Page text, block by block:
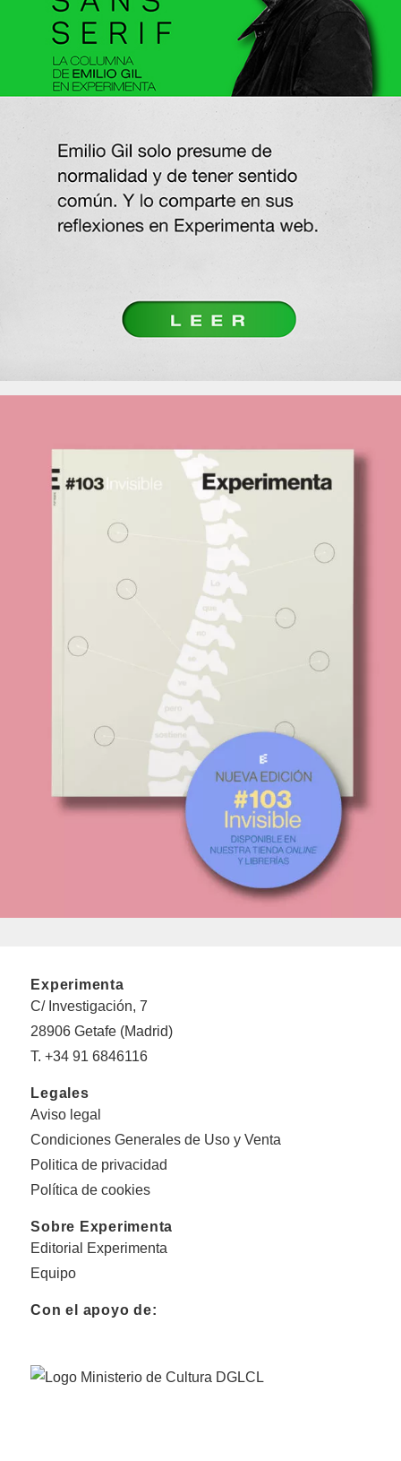
Experimenta
C/ Investigación, 7
28906 Getafe (Madrid)
T. +34 91 6846116
Legales
Aviso legal
Condiciones Generales de Uso y Venta
Politica de privacidad
Política de cookies
Sobre Experimenta
Editorial Experimenta
Equipo
Con el apoyo de: